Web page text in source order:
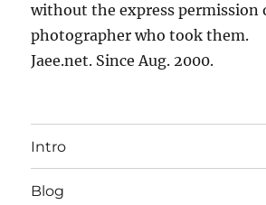
without the express permission
photographer who took them.
Jaee.net. Since Aug. 2000.
Intro
Blog